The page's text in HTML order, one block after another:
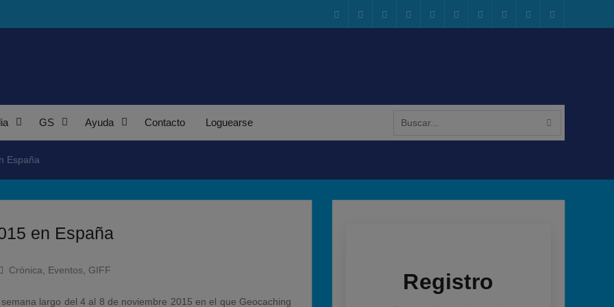
Geocaching
FacebookInstagram
x.comFlickrYoutubeRedditthreadsbsky Configuración
GS Ayuda Contacto Loguearse
España
en España
Crónica Eventos GIFF
largo del 4 al 8 de noviembre 2015 en el que Geocaching
Registro